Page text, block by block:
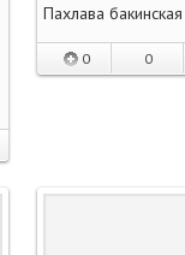
Пахлава бакинская
0 0